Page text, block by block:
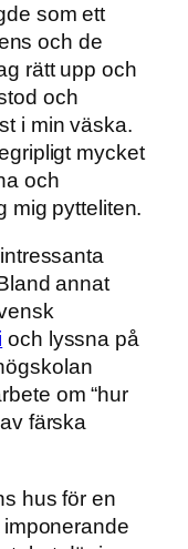
som ett
och de
rätt upp och
och
i min väska.
mycket
och
mig pytteliten.
annat
och lyssna på
om “hur
färska
hus för en